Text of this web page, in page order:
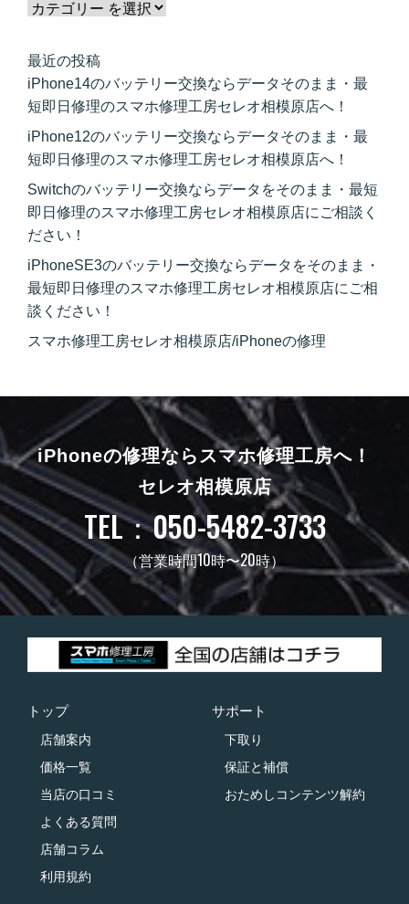
最近の投稿
iPhone14のバッテリー交換ならデータそのまま・最
短即日修理のスマホ修理工房セレオ相模原店へ！
iPhone12のバッテリー交換ならデータそのまま・最
短即日修理のスマホ修理工房セレオ相模原店へ！
Switchのバッテリー交換ならデータをそのまま・最短
即日修理のスマホ修理工房セレオ相模原店にご相談く
ださい！
iPhoneSE3のバッテリー交換ならデータをそのまま・
最短即日修理のスマホ修理工房セレオ相模原店にご相
談ください！
スマホ修理工房セレオ相模原店/iPhoneの修理
iPhoneの修理ならスマホ修理工房へ！
セレオ相模原店
TEL：050-5482-3733
（営業時間10時〜20時）
トップ
店舗案内
価格一覧
当店の口コミ
よくある質問
店舗コラム
利用規約
サポート
下取り
保証と補償
おためしコンテンツ解約